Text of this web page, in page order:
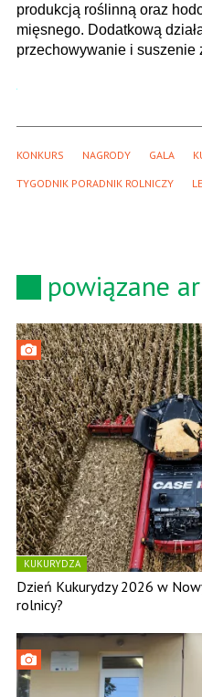
produkcją roślinną oraz
mięsnego. Dodatkową
przechowywanie i suszenie
KONKURS NAGRODY GALA
TYGODNIK PORADNIK ROLNICZY
powiązane
KUKURYDZA
Dzień Kukurydzy 2026 w
rolnicy?